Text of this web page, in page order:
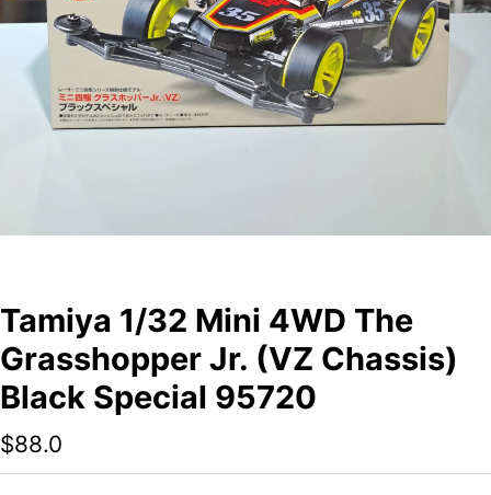
Tamiya 1/32 Mini 4WD The
Grasshopper Jr. (VZ Chassis)
Black Special 95720
$88.0